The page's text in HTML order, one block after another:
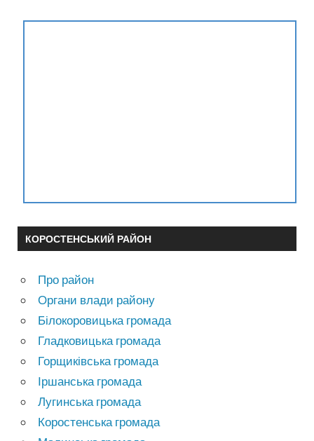
КОРОСТЕНСЬКИЙ РАЙОН
Про район
Органи влади району
Білокоровицька громада
Гладковицька громада
Горщиківська громада
Іршанська громада
Лугинська громада
Коростенська громада